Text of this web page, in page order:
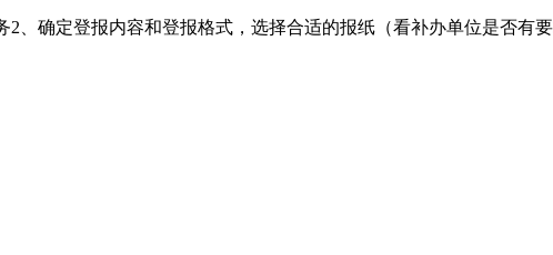
、确定登报内容和登报格式，选择合适的报纸（看补办单位是否有